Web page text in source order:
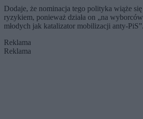
Dodaje, że nominacja tego polityka wiąże
ryzykiem, ponieważ działa on „na
młodych jak katalizator mobilizacji anty-PiS”.
Reklama
Reklama